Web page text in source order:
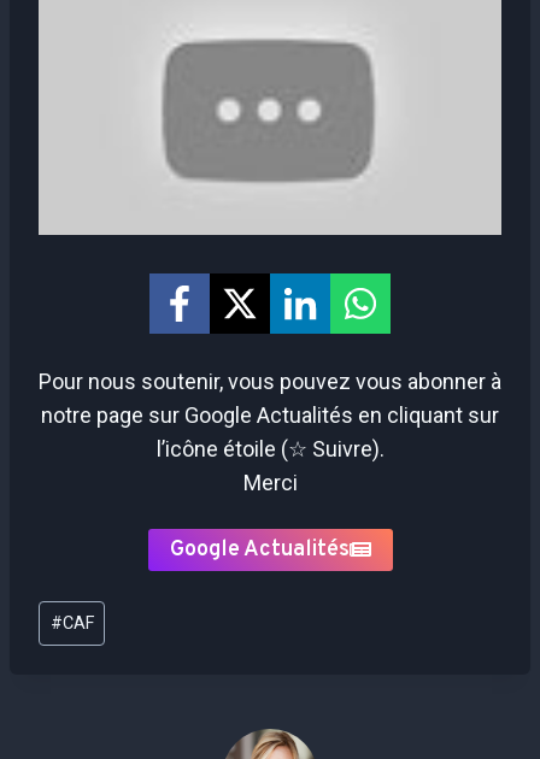
Pour nous soutenir, vous pouvez vous abonner à
notre page sur Google Actualités en cliquant sur
l’icône étoile (☆ Suivre).
Merci
Google Actualités
Étiquettes
de
#CAF